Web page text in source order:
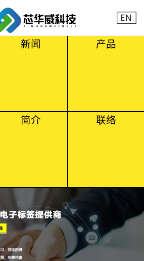
新闻 产品
简介 联络